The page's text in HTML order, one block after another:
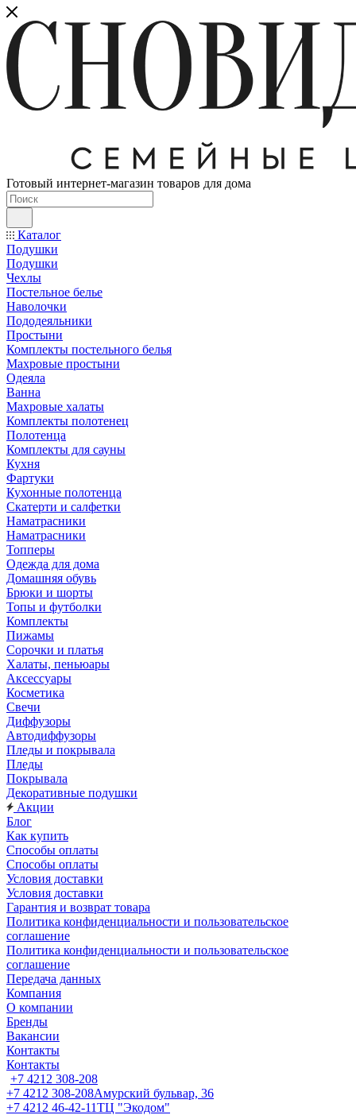
Готовый интернет-магазин товаров для дома
Каталог
Подушки
Подушки
Чехлы
Постельное белье
Наволочки
Пододеяльники
Простыни
Комплекты постельного белья
Махровые простыни
Одеяла
Ванна
Махровые халаты
Комплекты полотенец
Полотенца
Комплекты для сауны
Кухня
Фартуки
Кухонные полотенца
Скатерти и салфетки
Наматрасники
Наматрасники
Топперы
Одежда для дома
Домашняя обувь
Брюки и шорты
Топы и футболки
Комплекты
Пижамы
Сорочки и платья
Халаты, пеньюары
Аксессуары
Косметика
Свечи
Диффузоры
Автодиффузоры
Пледы и покрывала
Пледы
Покрывала
Декоративные подушки
Акции
Блог
Как купить
Способы оплаты
Способы оплаты
Условия доставки
Условия доставки
Гарантия и возврат товара
Политика конфиденциальности и пользовательское
соглашение
Политика конфиденциальности и пользовательское
соглашение
Передача данных
Компания
О компании
Бренды
Вакансии
Контакты
Контакты
+7 4212 308-208
+7 4212 308-208Амурский бульвар, 36
+7 4212 46-42-11ТЦ "Экодом"